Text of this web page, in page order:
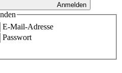
Anmelden
E-Mail-Adresse
Passwort